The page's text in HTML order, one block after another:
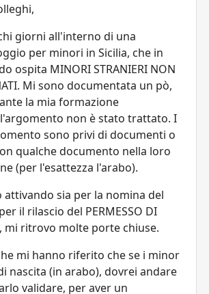
giorni all'interno di una
per minori in Sicilia, che in
ospita MINORI STRANIERI NON
Mi sono documentata un pò,
la mia formazione
non è stato trattato. I
sono privi di documenti o
qualche documento nella loro
(per l'esattezza l'arabo).
attivando sia per la nomina del
il rilascio del PERMESSO DI
mi ritrovo molte porte chiuse.
mi hanno riferito che se i minor
nascita (in arabo), dovrei andare
validare, per aver un